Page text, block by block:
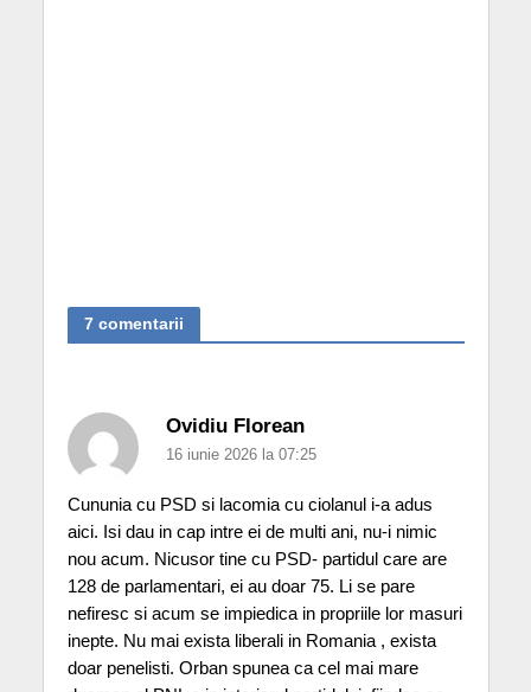
7 comentarii
Ovidiu Florean
16 iunie 2026 la 07:25
Cununia cu PSD si lacomia cu ciolanul i-a adus
aici. Isi dau in cap intre ei de multi ani, nu-i nimic
nou acum. Nicusor tine cu PSD- partidul care are
128 de parlamentari, ei au doar 75. Li se pare
nefiresc si acum se impiedica in propriile lor masuri
inepte. Nu mai exista liberali in Romania , exista
doar penelisti. Orban spunea ca cel mai mare